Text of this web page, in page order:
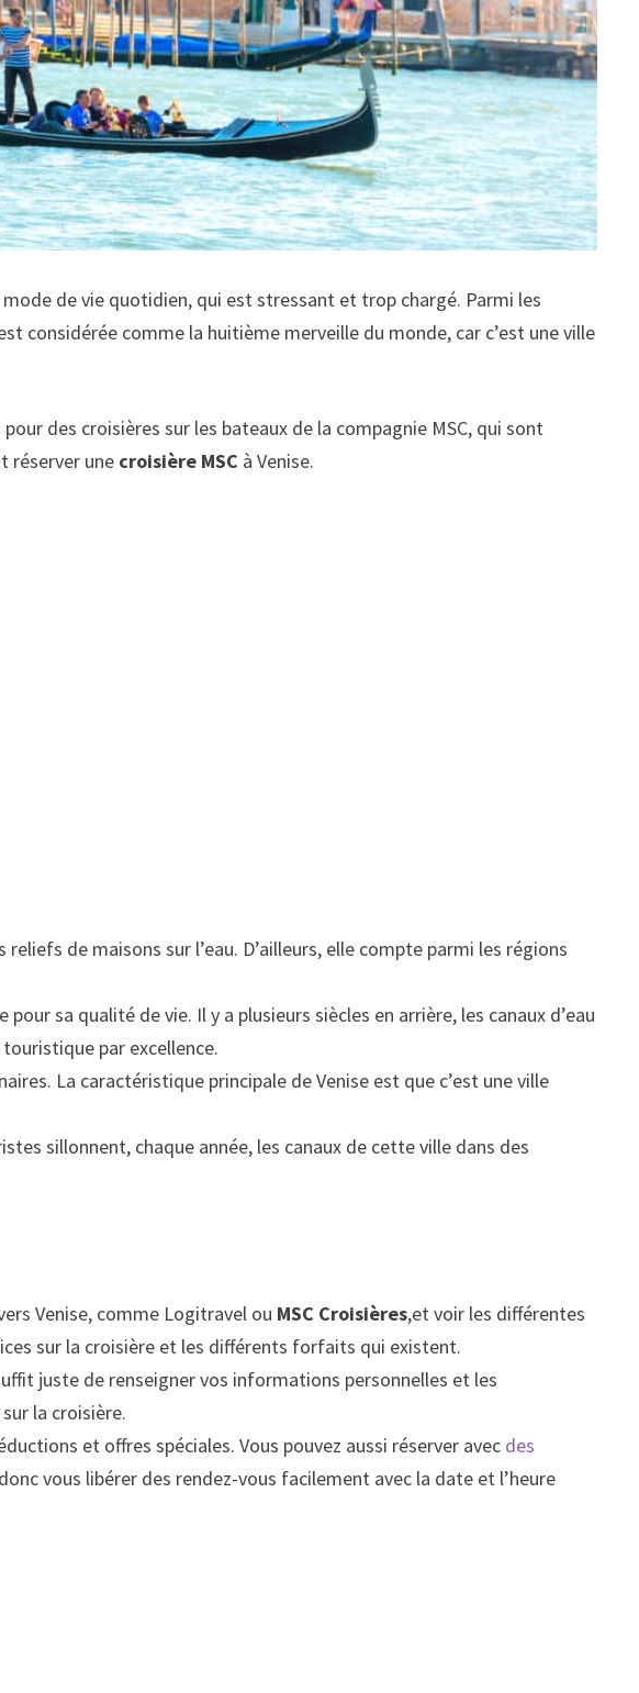
de vie quotidien, qui est stressant et trop chargé. Parmi les
considérée comme la huitième merveille du monde, car c’est une ville
des croisières sur les bateaux de la compagnie MSC, qui sont
réserver une croisière MSC à Venise.
de maisons sur l’eau. D’ailleurs, elle compte parmi les régions
sa qualité de vie. Il y a plusieurs siècles en arrière, les canaux d’eau
par excellence.
La caractéristique principale de Venise est que c’est une ville
sillonnent, chaque année, les canaux de cette ville dans des
Venise, comme Logitravel ou MSC Croisières,et voir les différentes
sur la croisière et les différents forfaits qui existent.
juste de renseigner vos informations personnelles et les
la croisière.
et offres spéciales. Vous pouvez aussi réserver avec des
vous libérer des rendez-vous facilement avec la date et l’heure